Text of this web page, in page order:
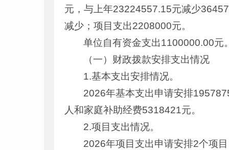
元，与上年23224557.15元减少
减少；项目支出2208000元。
单位自有资金支出1100000.00元
（一）财政拨款安排支出情况
1.基本支出安排情况。
2026年基本支出申请安排
人和家庭补助经费5318421元。
2.项目支出情况。
2026年项目支出申请安排2个项